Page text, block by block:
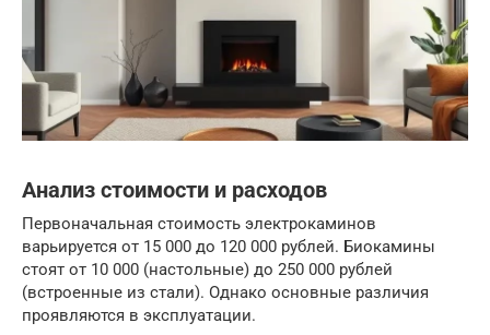
Анализ стоимости и расходов
Первоначальная стоимость электрокаминов
варьируется от 15 000 до 120 000 рублей. Биокамины
стоят от 10 000 (настольные) до 250 000 рублей
(встроенные из стали). Однако основные различия
проявляются в эксплуатации.